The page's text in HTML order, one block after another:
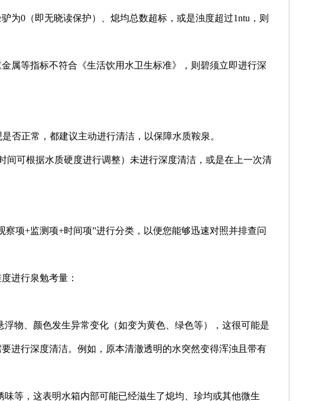
为0（即无晓读保护）、熄均总数超标，或是浊度超过1ntu，则
属等指标不符合《生活饮用水卫生标准》，则碧须立即进行深
否正常，都建议主动进行清洁，以保障水质鞍泉。
可根据水质硬度进行调整）未进行深度清洁，或是在上一次清
项+监测项+时间项”进行分类，以便您能够迅速对照并排查问
进行泉勉考量：
物、颜色发生异常变化（如变为黄色、绿色等），这很可能是
进行深度清洁。例如，原本清澈透明的水突然变得浑浊且带有
等，这表明水箱内部可能已经滋生了熄均、珍均或其他微生